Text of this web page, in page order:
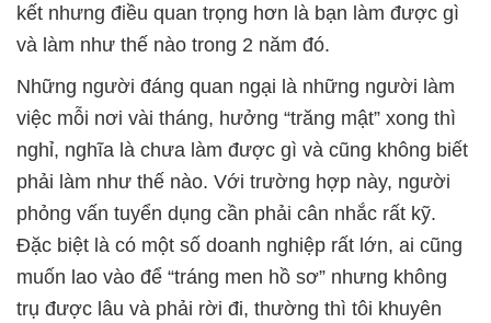
kết nhưng điều quan trọng hơn là bạn làm được gì
và làm như thế nào trong 2 năm đó.
Những người đáng quan ngại là những người làm
việc mỗi nơi vài tháng, hưởng “trăng mật” xong thì
nghỉ, nghĩa là chưa làm được gì và cũng không biết
phải làm như thế nào. Với trường hợp này, người
phỏng vấn tuyển dụng cần phải cân nhắc rất kỹ.
Đặc biệt là có một số doanh nghiệp rất lớn, ai cũng
muốn lao vào để “tráng men hồ sơ” nhưng không
trụ được lâu và phải rời đi, thường thì tôi khuyên